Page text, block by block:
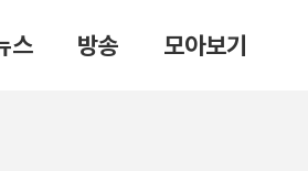
스 방송 모아보기